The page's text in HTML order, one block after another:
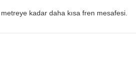
kadar daha kısa fren mesafesi.